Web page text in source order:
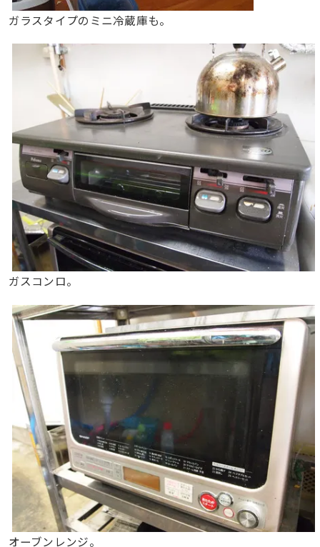
ガラスタイプのミニ冷蔵庫も。
ガスコンロ。
オーブンレンジ。